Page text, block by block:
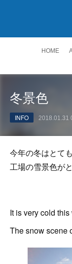
HOME
冬景色
INFO 2018.01.31
今年の冬はとて
工場の雪景色が
It is very cold
The snow scene